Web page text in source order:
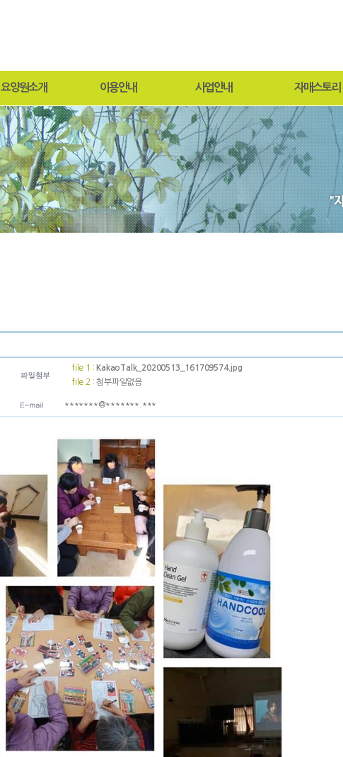
요양원소개
인사말
설립목적 및 연혁
미션과비전
조직도
시설현황
층별안내
자매둘러보기
이용안내
입퇴원절차
찾아오시는길
사회재활서비스
사업안내
연중행사
프로그램
자매스토리
원보방
file 1 : KakaoTalk_20200513_161709574.jpg
file 2 :첨부파일없음
*******@*******.***